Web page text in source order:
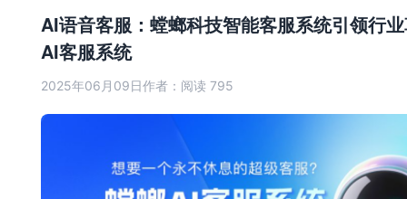
AI语音客服：螳螂科技智能客服系统引领行
AI客服系统
2025年06月09日作者： 阅读 795